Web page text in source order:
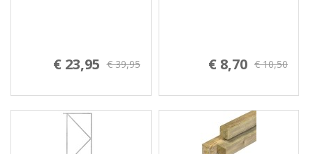
€ 23,95 € 39,95 € 8,70 € 10,50